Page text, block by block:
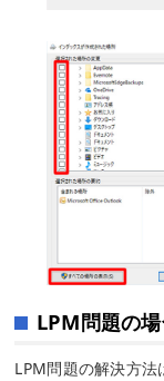
LPM問題の
LPM問題の解決方